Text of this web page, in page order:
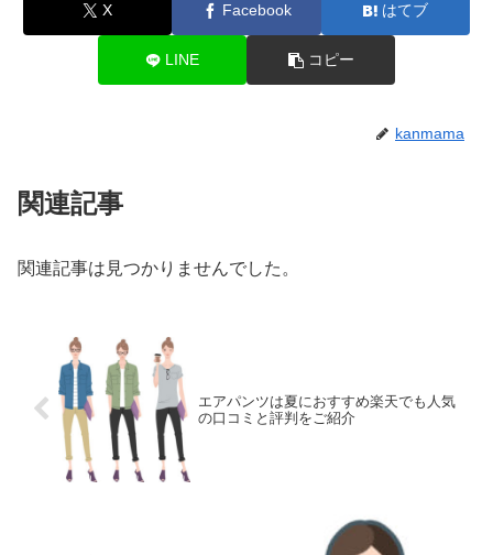
X Facebook はてブ
LINE コピー
kanmama
関連記事
関連記事は見つかりませんでした。
エアパンツは夏におすすめ楽天でも人気
の口コミと評判をご紹介